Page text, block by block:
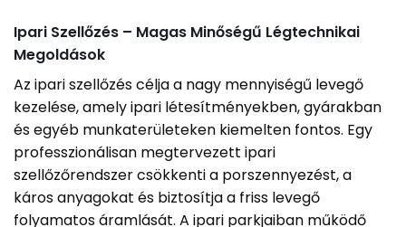
Ipari Szellőzés – Magas Minőségű Légtechnikai
Megoldások
Az ipari szellőzés célja a nagy mennyiségű levegő
kezelése, amely ipari létesítményekben, gyárakban
és egyéb munkaterületeken kiemelten fontos. Egy
professzionálisan megtervezett ipari
szellőzőrendszer csökkenti a porszennyezést, a
káros anyagokat és biztosítja a friss levegő
folyamatos áramlását. A ipari parkjaiban működő